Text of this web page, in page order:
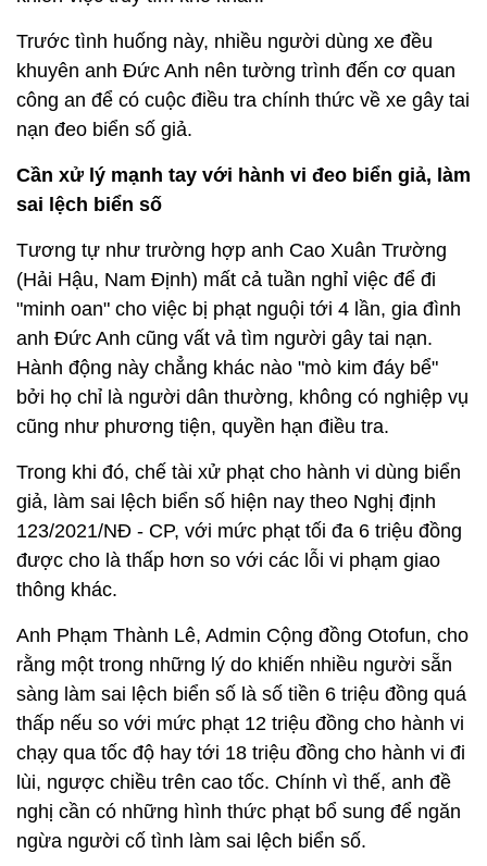
Trước tình huống này, nhiều người dùng xe đều
khuyên anh Đức Anh nên tường trình đến cơ quan
công an để có cuộc điều tra chính thức về xe gây tai
nạn đeo biển số giả.
Cần xử lý mạnh tay với hành vi đeo biển giả, làm
sai lệch biển số
Tương tự như trường hợp anh Cao Xuân Trường
(Hải Hậu, Nam Định) mất cả tuần nghỉ việc để đi
"minh oan" cho việc bị phạt nguội tới 4 lần, gia đình
anh Đức Anh cũng vất vả tìm người gây tai nạn.
Hành động này chẳng khác nào "mò kim đáy bể"
bởi họ chỉ là người dân thường, không có nghiệp vụ
cũng như phương tiện, quyền hạn điều tra.
Trong khi đó, chế tài xử phạt cho hành vi dùng biển
giả, làm sai lệch biển số hiện nay theo Nghị định
123/2021/NĐ - CP, với mức phạt tối đa 6 triệu đồng
được cho là thấp hơn so với các lỗi vi phạm giao
thông khác.
Anh Phạm Thành Lê, Admin Cộng đồng Otofun, cho
rằng một trong những lý do khiến nhiều người sẵn
sàng làm sai lệch biển số là số tiền 6 triệu đồng quá
thấp nếu so với mức phạt 12 triệu đồng cho hành vi
chạy qua tốc độ hay tới 18 triệu đồng cho hành vi đi
lùi, ngược chiều trên cao tốc. Chính vì thế, anh đề
nghị cần có những hình thức phạt bổ sung để ngăn
ngừa người cố tình làm sai lệch biển số.